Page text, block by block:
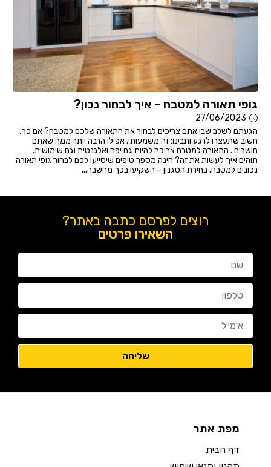
גופי תאורה למטבח – איך לבחור נכון?
27/06/2023
הגעתם לשלב שבו אתם צריכים לבחור את התאורה שלכם למטבח? אם כך,
חשוב שתעצרו לרגע ותבינו: זה משמעותי, אפילו הרבה יותר ממה שאתם
חושבים . התאורה למטבח צריכה להיות גם יפה ואלגנטית וגם שימושית.
תוהים איך לעשות את זה? הינה מספר טיפים שיסייעו לכם לבחור גופי תאורה
נכונים למטבח. בחירת הסגנון – השקיעו בכך מחשבה...
רוצים לפרסם כתבה באתר?
השאירו פרטים
מפת אתר
דף הבית